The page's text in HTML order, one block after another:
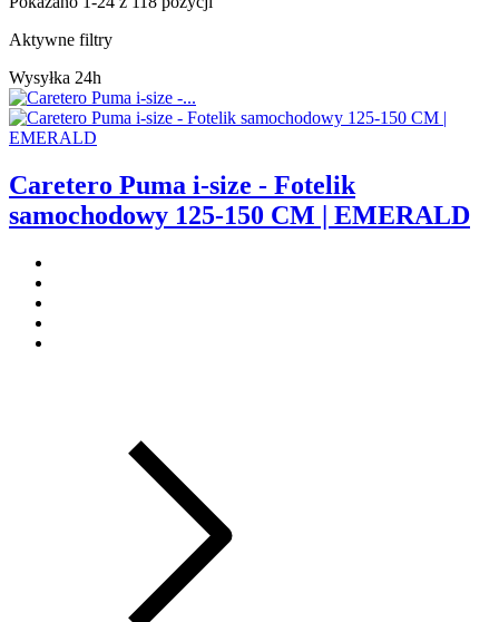
Aktywne filtry
Wysyłka 24h
Caretero Puma i-size - Fotelik
samochodowy 125-150 CM | EMERALD